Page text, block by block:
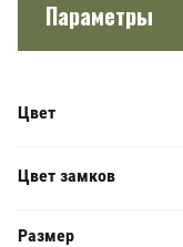
Параметры
Цвет
Цвет замков
Размер